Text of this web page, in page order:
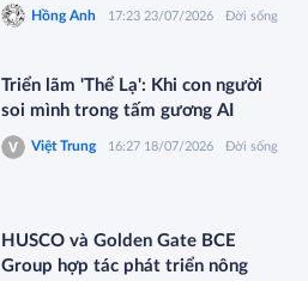
Hồng Anh 17:23 23/07/2026 Đời sống
Triển lãm 'Thể Lạ': Khi con người
soi mình trong tấm gương AI
Việt Trung 16:27 18/07/2026 Đời sống
HUSCO và Golden Gate BCE
Group hợp tác phát triển nông